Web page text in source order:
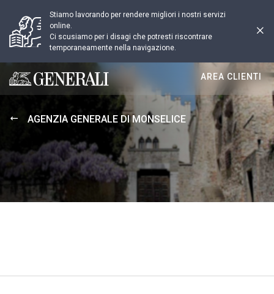
Stiamo lavorando per rendere migliori i nostri servizi
online.
Ci scusiamo per i disagi che potresti riscontrare
temporaneamente nella navigazione.
Generali logo
AREA CLIENTI
AGENZIA GENERALE DI MONSELICE